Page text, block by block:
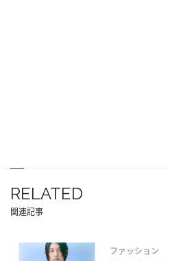
RELATED
関連記事
ファッション